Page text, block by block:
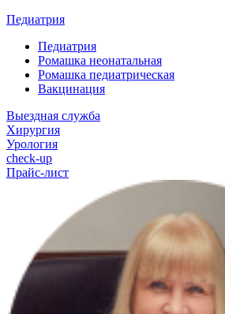
Педиатрия
Педиатрия
Ромашка неонатальная
Ромашка педиатрическая
Вакцинация
Выездная служба
Хирургия
Урология
check-up
Прайс-лист